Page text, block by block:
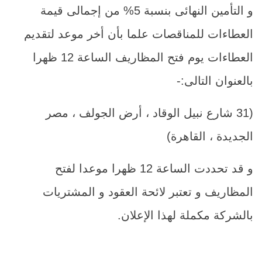
و التأمين النهائى بنسبة 5% من إجمالى قيمة
العطاءات للمناقصات علما بأن أخر موعد لتقديم
العطاءات يوم فتح المظاريف الساعة 12 ظهرا
بالعنوان التالى:-
(31 شارع نبيل الوقاد ، أرض الجولف ، مصر
الجديدة ، القاهرة)
و قد تحددت الساعة 12 ظهرا موعدا لفتح
المظاريف و تعتبر لائحة العقود و المشتريات
بالشركة مكملة لهذا الإعلان.